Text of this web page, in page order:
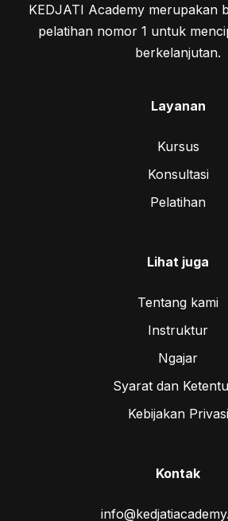
KEDJATI Academy merupakan
pelatihan nomor 1 untuk
berkelanjutan.
Layanan
Kursus
Konsultasi
Pelatihan
Lihat juga
Tentang kami
Instruktur
Ngajar
Syarat dan
Kebijakan Privasi
Kontak